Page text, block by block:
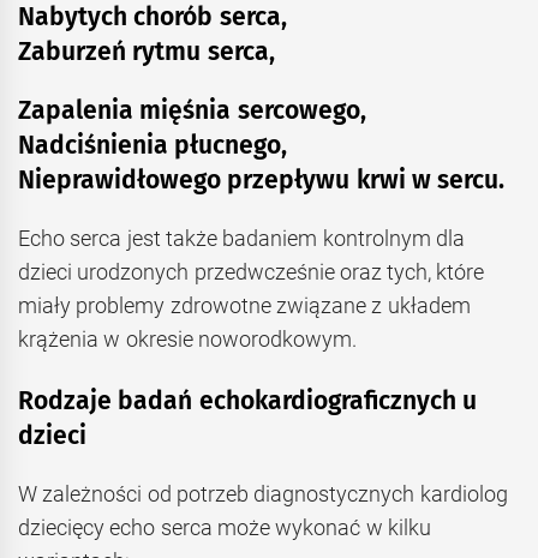
Nabytych chorób serca,
Zaburzeń rytmu serca,
Zapalenia mięśnia sercowego,
Nadciśnienia płucnego,
Nieprawidłowego przepływu krwi w sercu.
Echo serca jest także badaniem kontrolnym dla
dzieci urodzonych przedwcześnie oraz tych, które
miały problemy zdrowotne związane z układem
krążenia w okresie noworodkowym.
Rodzaje badań echokardiograficznych u
dzieci
W zależności od potrzeb diagnostycznych kardiolog
dziecięcy echo serca może wykonać w kilku